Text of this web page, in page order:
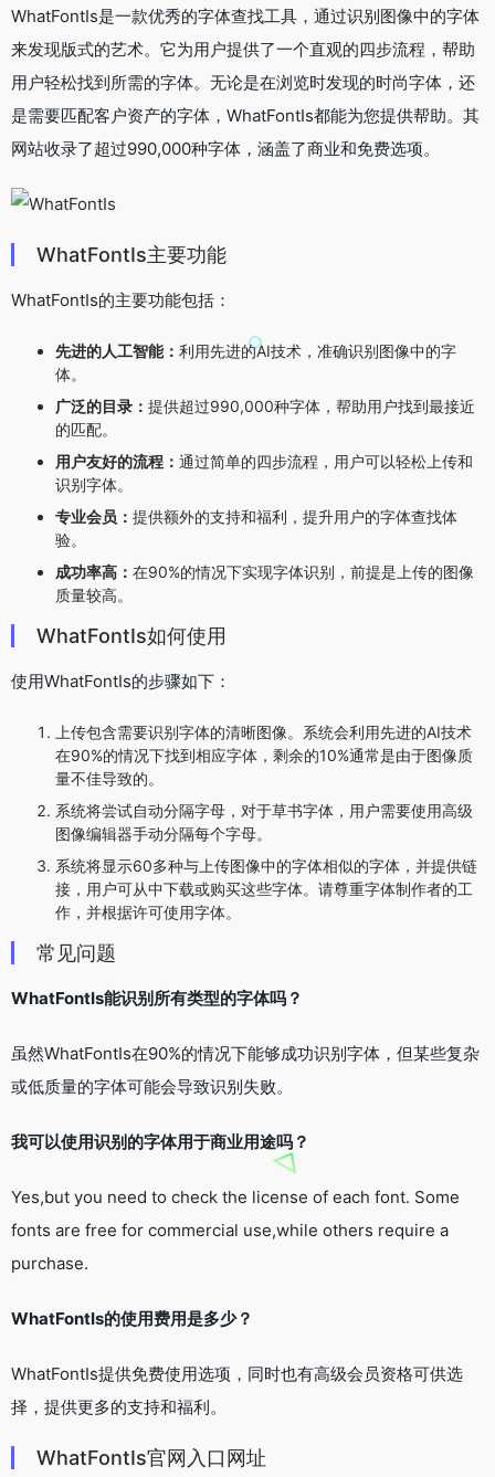
WhatFontIs是一款优秀的字体查找工具，通过识别图像中的字体
来发现版式的艺术。它为用户提供了一个直观的四步流程，帮助
用户轻松找到所需的字体。无论是在浏览时发现的时尚字体，还
是需要匹配客户资产的字体，WhatFontIs都能为您提供帮助。其
网站收录了超过990,000种字体，涵盖了商业和免费选项。
WhatFontIs主要功能
WhatFontIs的主要功能包括：
先进的人工智能： 利用先进的AI技术，准确识别图像中的字
体。
广泛的目录： 提供超过990,000种字体，帮助用户找到最接近
的匹配。
用户友好的流程： 通过简单的四步流程，用户可以轻松上传和
识别字体。
专业会员： 提供额外的支持和福利，提升用户的字体查找体
验。
成功率高： 在90%的情况下实现字体识别，前提是上传的图像
质量较高。
WhatFontIs如何使用
使用WhatFontIs的步骤如下：
上传包含需要识别字体的清晰图像。系统会利用先进的AI技术
在90%的情况下找到相应字体，剩余的10%通常是由于图像质
量不佳导致的。
系统将尝试自动分隔字母，对于草书字体，用户需要使用高级
图像编辑器手动分隔每个字母。
系统将显示60多种与上传图像中的字体相似的字体，并提供链
接，用户可从中下载或购买这些字体。请尊重字体制作者的工
作，并根据许可使用字体。
常见问题
WhatFontIs能识别所有类型的字体吗？
虽然WhatFontIs在90%的情况下能够成功识别字体，但某些复杂
或低质量的字体可能会导致识别失败。
我可以使用识别的字体用于商业用途吗？
Yes,but you need to check the license of each font. Some
fonts are free for commercial use,while others require a
purchase.
WhatFontIs的使用费用是多少？
WhatFontIs提供免费使用选项，同时也有高级会员资格可供选
择，提供更多的支持和福利。
WhatFontIs官网入口网址